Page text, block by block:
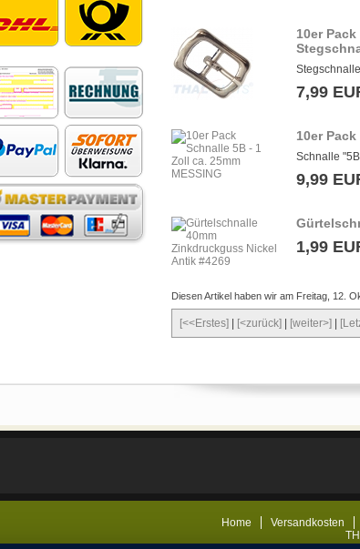
10er
7,99
10er
Schnalle
9,99
1,99
Diesen Artikel haben wir am Freitag, 12.
[<<Erstes] [<zurück] [weiter>]
Home Versandkosten